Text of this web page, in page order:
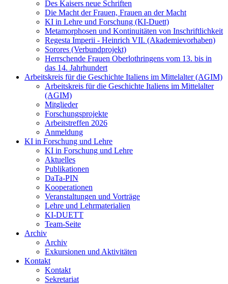
Des Kaisers neue Schriften
Die Macht der Frauen, Frauen an der Macht
KI in Lehre und Forschung (KI-Duett)
Metamorphosen und Kontinuitäten von Inschriftlichkeit
Regesta Imperii - Heinrich VII. (Akademievorhaben)
Sorores (Verbundprojekt)
Herrschende Frauen Oberlothringens vom 13. bis in
das 14. Jahrhundert
Arbeitskreis für die Geschichte Italiens im Mittelalter (AGIM)
Arbeitskreis für die Geschichte Italiens im Mittelalter
(AGIM)
Mitglieder
Forschungsprojekte
Arbeitstreffen 2026
Anmeldung
KI in Forschung und Lehre
KI in Forschung und Lehre
Aktuelles
Publikationen
DaTa-PIN
Kooperationen
Veranstaltungen und Vorträge
Lehre und Lehrmaterialien
KI-DUETT
Team-Seite
Archiv
Archiv
Exkursionen und Aktivitäten
Kontakt
Kontakt
Sekretariat